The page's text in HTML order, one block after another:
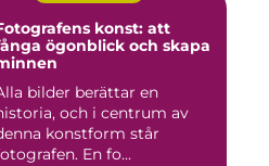
konst: att
ögonblick och skapa
bilder berättar en
och i centrum av
konstform står
En fo...